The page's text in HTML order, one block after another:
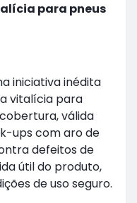
para pneus
iniciativa inédita
vitalícia para
válida
ups com aro de
defeitos de
útil do produto,
de uso seguro.